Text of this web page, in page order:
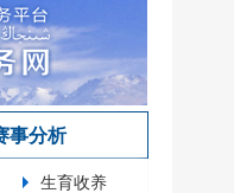
事分析
生育收养